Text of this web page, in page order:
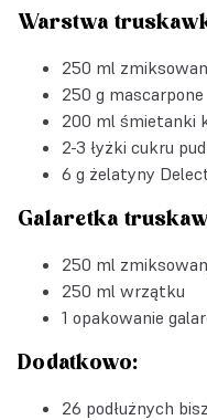
Warstwa
250 ml
250 g mascarpone
200 ml śmietanki
2-3 łyżki cukru
6 g żelatyny
Galaretka
250 ml
250 ml wrzątku
1 opakowanie
Dodatkowo:
26 podłużnych